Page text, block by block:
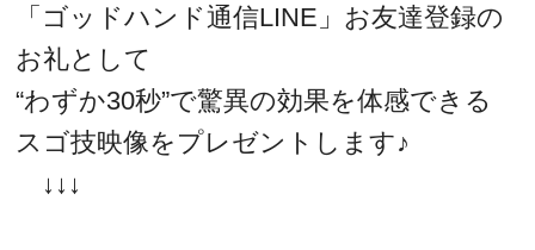
「ゴッドハンド通信LINE」お友達登録の
お礼として
“わずか30秒”で驚異の効果を体感できる
スゴ技映像をプレゼントします♪
↓↓↓